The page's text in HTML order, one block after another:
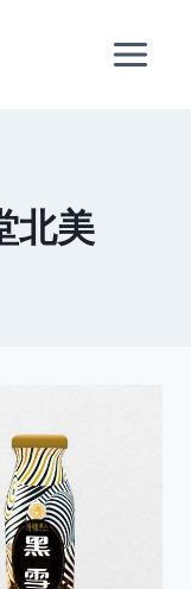
北美